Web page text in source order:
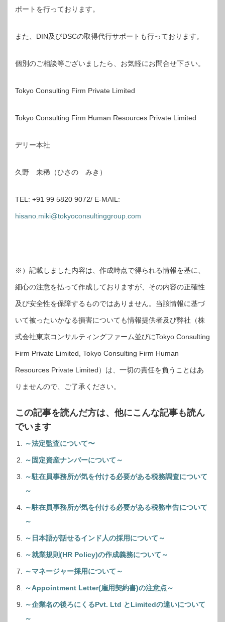
ポートを行っております。
また、DIN及びDSCの取得代行サポートも行っております。
個別のご相談等ございましたら、お気軽にお問合せ下さい。
Tokyo Consulting Firm Private Limited
Tokyo Consulting Firm Human Resources Private Limited
デリー本社
久野 未稀（ひさの みき）
TEL: +91 99 5820 9072/ E-MAIL:
hisano.miki@tokyoconsultinggroup.com
※）記載しました内容は、作成時点で得られる情報を基に、
細心の注意を払って作成しておりますが、その内容の正確性
及び安全性を保障するものではありません。当該情報に基づ
いて被ったいかなる損害についても情報提供者及び弊社（株
式会社東京コンサルティングファーム並びにTokyo Consulting
Firm Private Limited, Tokyo Consulting Firm Human
Resources Private Limited）は、一切の責任を負うことはあ
りませんので、ご了承ください。
この記事を読んだ方は、他にこんな記事も読ん
でいます
～法定監査について〜
～固定資産ナンバーについて～
～駐在員事務所が気を付ける必要がある税務調査について
～
～駐在員事務所が気を付ける必要がある税務申告について
～
～日本語が話せるインド人の採用について～
～就業規則(HR Policy)の作成義務について～
～マネージャー採用について～
～Appointment Letter(雇用契約書)の注意点～
～企業名の後ろにくるPvt. Ltd とLimitedの違いについて
～